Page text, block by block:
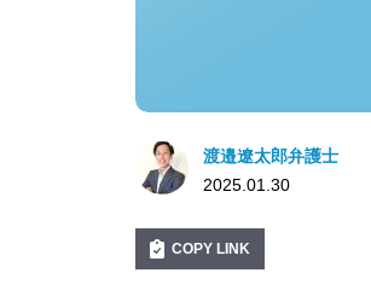
渡邉遼太郎弁護士
2025.01.30
COPY LINK